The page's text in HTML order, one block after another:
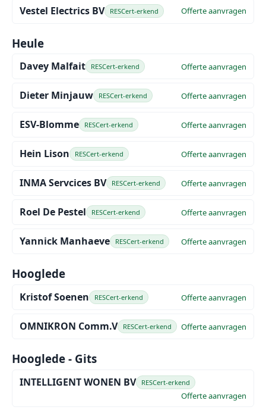
Vestel Electrics BV RESCert-erkend Offerte aanvragen
Heule
Davey Malfait RESCert-erkend Offerte aanvragen
Dieter Minjauw RESCert-erkend Offerte aanvragen
ESV-Blomme RESCert-erkend Offerte aanvragen
Hein Lison RESCert-erkend Offerte aanvragen
INMA Servcices BV RESCert-erkend Offerte aanvragen
Roel De Pestel RESCert-erkend Offerte aanvragen
Yannick Manhaeve RESCert-erkend Offerte aanvragen
Hooglede
Kristof Soenen RESCert-erkend Offerte aanvragen
OMNIKRON Comm.V RESCert-erkend Offerte aanvragen
Hooglede - Gits
INTELLIGENT WONEN BV RESCert-erkend
Offerte aanvragen